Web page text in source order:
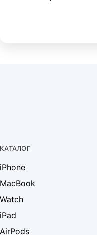
КАТАЛОГ
iPhone
MacBook
Watch
iPad
AirPods